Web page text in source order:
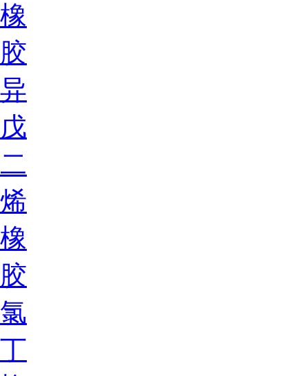
橡
胶
异
戊
二
烯
橡
胶
氯
丁